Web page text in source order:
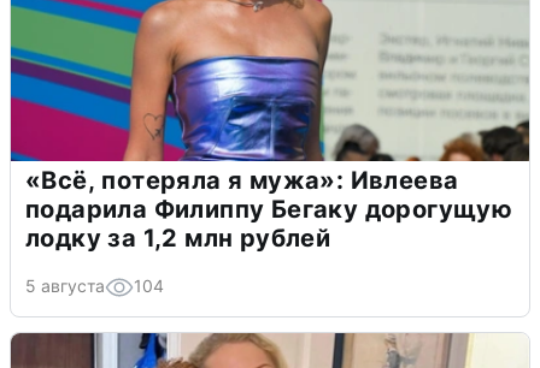
«Всё, потеряла я мужа»: Ивлеева
подарила Филиппу Бегаку дорогущую
лодку за 1,2 млн рублей
5 августа 104